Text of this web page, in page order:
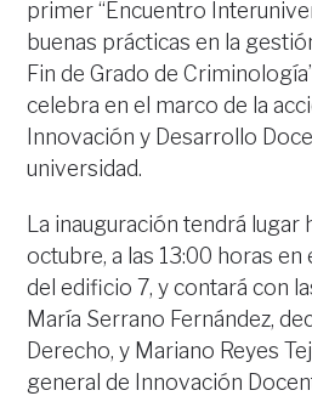
primer “Encuentro
buenas prácticas en la
Fin de Grado de
celebra en el marco de la
Innovación y Desarrollo
universidad.
La inauguración tendrá lugar
octubre, a las 13:00 horas en
del edificio 7, y contará con
María Serrano Fernández,
Derecho, y Mariano Reyes
general de Innovación